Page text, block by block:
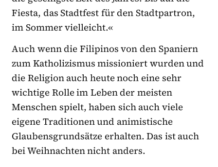
Fiesta, das Stadtfest für den Stadtpartron,
im Sommer vielleicht.«
Auch wenn die Filipinos von den Spaniern
zum Katholizismus missioniert wurden und
die Religion auch heute noch eine sehr
wichtige Rolle im Leben der meisten
Menschen spielt, haben sich auch viele
eigene Traditionen und animistische
Glaubensgrundsätze erhalten. Das ist auch
bei Weihnachten nicht anders.